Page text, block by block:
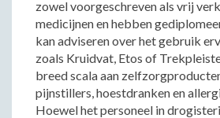
zowel voorgeschreven als vrij
medicijnen en hebben
kan adviseren over het gebruik
zoals Kruidvat, Etos of
breed scala aan
pijnstillers, hoestdranken en
Hoewel het personeel in